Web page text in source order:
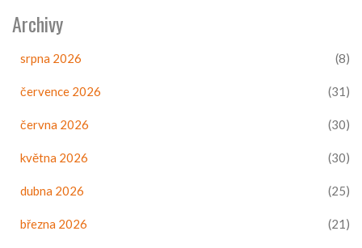
Archivy
srpna 2026 (8)
července 2026 (31)
června 2026 (30)
května 2026 (30)
dubna 2026 (25)
března 2026 (21)